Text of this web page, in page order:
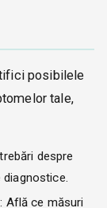
posibilele
tale,
despre
: Află ce măsuri